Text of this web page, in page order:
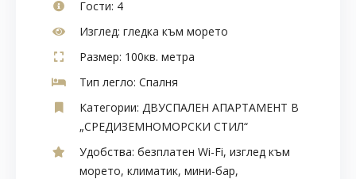
Гости: 4
Изглед: гледка към морето
Размер: 100кв. метра
Тип легло: Спалня
Категории: ДВУСПАЛЕН АПАРТАМЕНТ В
„СРЕДИЗЕМНОМОРСКИ СТИЛ“
Удобства: безплатен Wi-Fi, изглед към
морето, климатик, мини-бар,